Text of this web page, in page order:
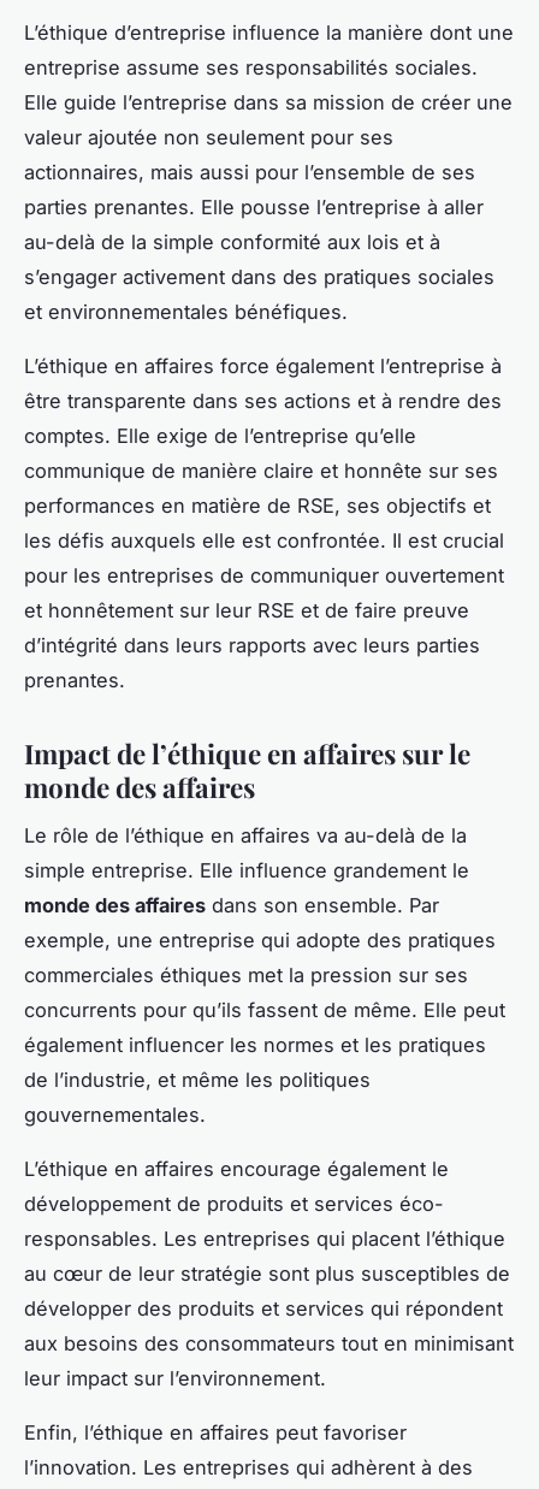
L’éthique d’entreprise influence la manière dont une
entreprise assume ses responsabilités sociales.
Elle guide l’entreprise dans sa mission de créer une
valeur ajoutée non seulement pour ses
actionnaires, mais aussi pour l’ensemble de ses
parties prenantes. Elle pousse l’entreprise à aller
au-delà de la simple conformité aux lois et à
s’engager activement dans des pratiques sociales
et environnementales bénéfiques.
L’éthique en affaires force également l’entreprise à
être transparente dans ses actions et à rendre des
comptes. Elle exige de l’entreprise qu’elle
communique de manière claire et honnête sur ses
performances en matière de RSE, ses objectifs et
les défis auxquels elle est confrontée. Il est crucial
pour les entreprises de communiquer ouvertement
et honnêtement sur leur RSE et de faire preuve
d’intégrité dans leurs rapports avec leurs parties
prenantes.
Impact de l’éthique en affaires sur le
monde des affaires
Le rôle de l’éthique en affaires va au-delà de la
simple entreprise. Elle influence grandement le
monde des affaires dans son ensemble. Par
exemple, une entreprise qui adopte des pratiques
commerciales éthiques met la pression sur ses
concurrents pour qu’ils fassent de même. Elle peut
également influencer les normes et les pratiques
de l’industrie, et même les politiques
gouvernementales.
L’éthique en affaires encourage également le
développement de produits et services éco-
responsables. Les entreprises qui placent l’éthique
au cœur de leur stratégie sont plus susceptibles de
développer des produits et services qui répondent
aux besoins des consommateurs tout en minimisant
leur impact sur l’environnement.
Enfin, l’éthique en affaires peut favoriser
l’innovation. Les entreprises qui adhèrent à des